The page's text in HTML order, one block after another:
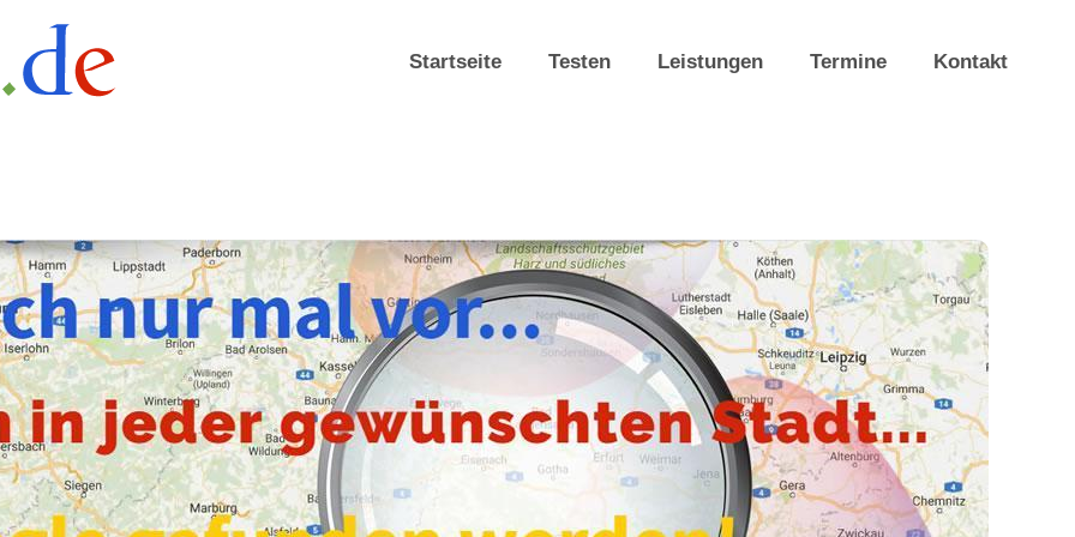
Startseite Testen Leistungen Termine Kontakt